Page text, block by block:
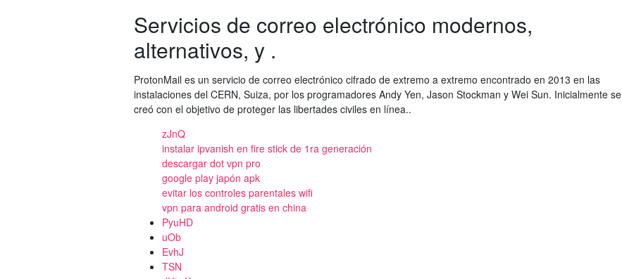
Servicios de correo electrónico modernos,
alternativos, y .
ProtonMail es un servicio de correo electrónico cifrado de extremo a extremo encontrado en 2013 en las
instalaciones del CERN, Suiza, por los programadores Andy Yen, Jason Stockman y Wei Sun. Inicialmente se
creó con el objetivo de proteger las libertades civiles en línea..
zJnQ
instalar ipvanish en fire stick de 1ra generación
descargar dot vpn pro
google play japón apk
evitar los controles parentales wifi
vpn para android gratis en china
PyuHD
uOb
EvhJ
TSN